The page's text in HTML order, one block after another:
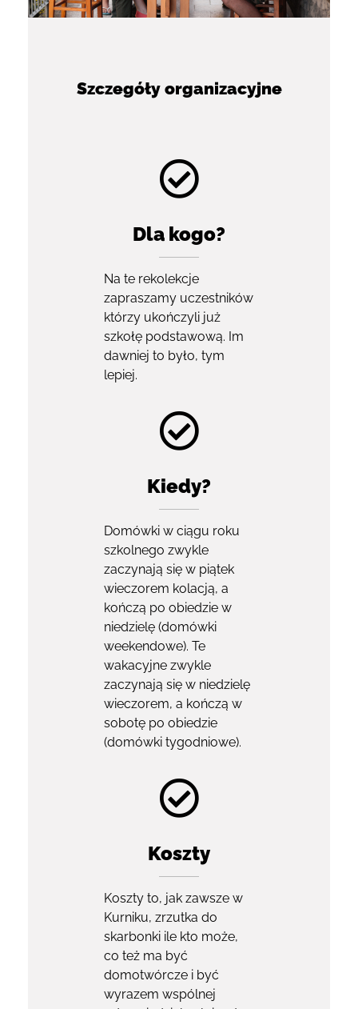
Szczegóły organizacyjne
Dla kogo?
Na te rekolekcje
zapraszamy uczestników
którzy ukończyli już
szkołę podstawową. Im
dawniej to było, tym
lepiej.
Kiedy?
Domówki w ciągu roku
szkolnego zwykle
zaczynają się w piątek
wieczorem kolacją, a
kończą po obiedzie w
niedzielę (domówki
weekendowe). Te
wakacyjne zwykle
zaczynają się w niedzielę
wieczorem, a kończą w
sobotę po obiedzie
(domówki tygodniowe).
Koszty
Koszty to, jak zawsze w
Kurniku, zrzutka do
skarbonki ile kto może,
co też ma być
domotwórcze i być
wyrazem wspólnej